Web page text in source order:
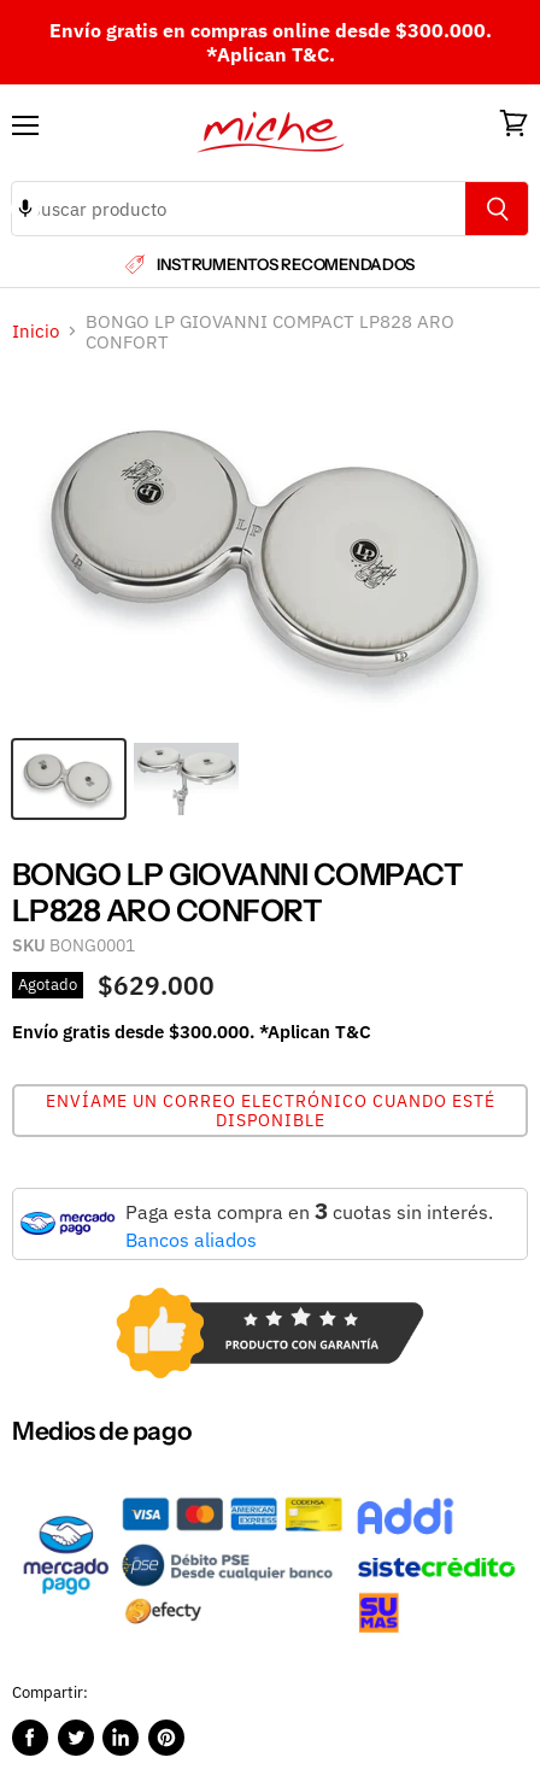
Envío gratis en compras online desde $300.000.
*Aplican T&C.
INSTRUMENTOS RECOMENDADOS
Inicio
BONGO LP GIOVANNI COMPACT LP828 ARO
CONFORT
BONGO LP GIOVANNI COMPACT
LP828 ARO CONFORT
SKU BONG0001
Agotado $629.000
Envío gratis desde $300.000. *Aplican T&C
ENVÍAME UN CORREO ELECTRÓNICO CUANDO ESTÉ
DISPONIBLE
Paga esta compra en 3 cuotas sin interés.
Bancos aliados
Medios de pago
Compartir:
CompartirPublicarCompartirGuardar